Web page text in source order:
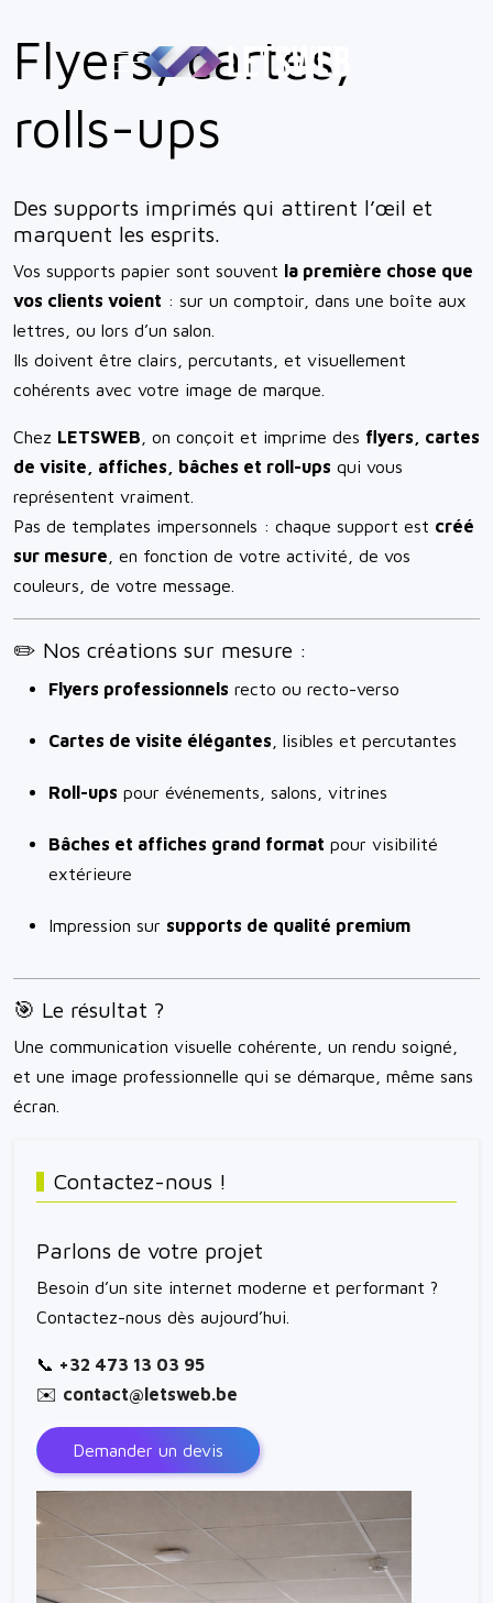
Mobile Menu Toggle
Flyers, cartes,
rolls-ups
Des supports imprimés qui attirent l’œil et
marquent les esprits.
Vos supports papier sont souvent
la première chose que
vos clients voient : sur un comptoir, dans une boîte aux
lettres, ou lors d’un salon.
Ils doivent être clairs, percutants, et visuellement
cohérents avec votre image de marque.
Chez LETSWEB , on conçoit et imprime des flyers, cartes
de visite, affiches, bâches et roll-ups qui vous
représentent vraiment.
Pas de templates impersonnels : chaque support est créé
sur mesure , en fonction de votre activité, de vos
couleurs, de votre message.
✏️ Nos créations sur mesure :
Flyers professionnels recto ou recto-verso
Cartes de visite élégantes , lisibles et percutantes
Roll-ups pour événements, salons, vitrines
Bâches et affiches grand format pour visibilité
extérieure
Impression sur supports de qualité premium
🎯 Le résultat ?
Une communication visuelle cohérente, un rendu soigné,
et une image professionnelle qui se démarque, même sans
écran.
Contactez-nous !
Parlons de votre projet
Besoin d’un site internet moderne et performant ?
Contactez-nous dès aujourd’hui.
📞 +32 473 13 03 95
✉️ contact@letsweb.be
Demander un devis